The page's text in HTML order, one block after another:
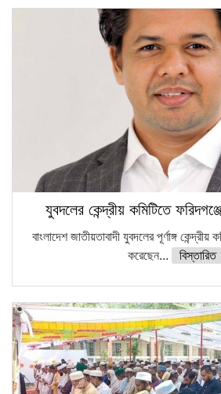
কঠোর হচ্ছে এসএসসি ও এইচএসসি পরীক্ষা
ফরিদগঞ্জে আগুনে পুড়লো ৬ ব্যবসা প্রতিষ্ঠান
যুবদলের কেন্দ্রীয় কমিটিতে
বাংলাদেশ জাতীয়তাবাদী যুবদলের পূর্ণাঙ্গ
করেছেন...
বিস্তারিত